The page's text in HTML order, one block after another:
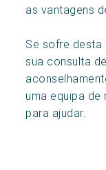
as vantagens
Se sofre desta
sua consulta
uma equipa
para ajudar.